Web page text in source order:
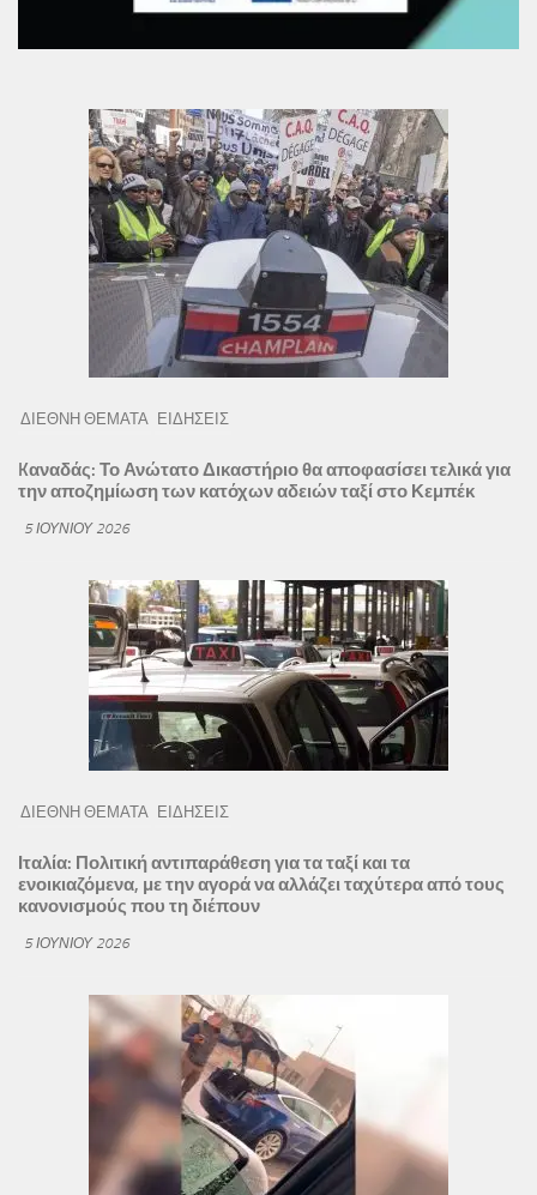
ΔΙΕΘΝΗ ΘΕΜΑΤΑ ΕΙΔΗΣΕΙΣ
Kαναδάς: Το Ανώτατο Δικαστήριο θα αποφασίσει τελικά για
την αποζημίωση των κατόχων αδειών ταξί στο Κεμπέκ
5 ΙΟΥΝΊΟΥ 2026
ΔΙΕΘΝΗ ΘΕΜΑΤΑ ΕΙΔΗΣΕΙΣ
Ιταλία: Πολιτική αντιπαράθεση για τα ταξί και τα
ενοικιαζόμενα, με την αγορά να αλλάζει ταχύτερα από τους
κανονισμούς που τη διέπουν
5 ΙΟΥΝΊΟΥ 2026